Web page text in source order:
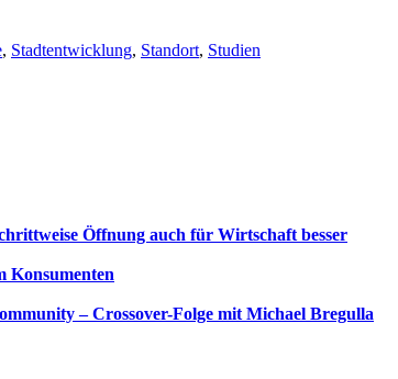
, Stadtentwicklung, Standort, Studien
Öffnung auch für Wirtschaft besser
Konsumenten
– Crossover-Folge mit Michael Bregulla